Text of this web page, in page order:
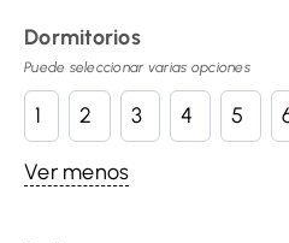
Dormitorios
1 2 3 4 5
Ver menos